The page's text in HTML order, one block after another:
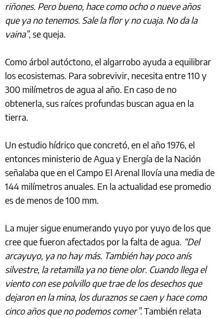
riñones. Pero bueno, hace como ocho o nueve años
que ya no tenemos. Sale la flor y no cuaja. No da la
vaina”, se queja.
Como árbol autóctono, el algarrobo ayuda a equilibrar
los ecosistemas. Para sobrevivir, necesita entre 110 y
300 milímetros de agua al año. En caso de no
obtenerla, sus raíces profundas buscan agua en la
tierra.
Un estudio hídrico que concretó, en el año 1976, el
entonces ministerio de Agua y Energía de la Nación
señalaba que en el Campo El Arenal llovía una media de
144 milímetros anuales. En la actualidad ese promedio
es de menos de 100 mm.
La mujer sigue enumerando yuyo por yuyo de los que
cree que fueron afectados por la falta de agua. “Del
arcayuyo, ya no hay más. También hay poco anís
silvestre, la retamilla ya no tiene olor. Cuando llega el
viento con ese polvillo que trae de los desechos que
dejaron en la mina, los duraznos se caen y hace como
cinco años que no podemos comer”.También relata